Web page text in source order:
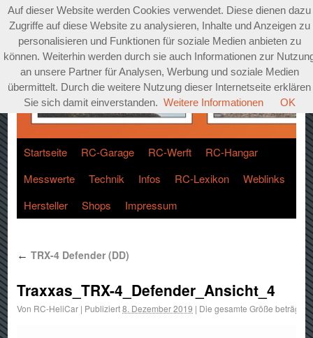
Startseite RC-Garage RC-Werft
RC-Hangar
Messwerte
Technik Infos RC-Lexikon
Weblinks
Hersteller
Shops Impressum
← TRX-4 Defender (DD)
Traxxas_TRX-4_Defender_Ansicht_4
Von RC-HeliCar | Publiziert8. Dezember 2019 | Die gesamte Größe beträgt
Auf dieser Website werden Cookies verwendet. Diese dienen dazu
Zugriffe auf diese Website zu analysieren, Inhalte und Anzeigen zu
personalisieren und Funktionen für soziale Medien anbieten zu
können. Weiterhin werden durch sie auch Informationen zur
an unsere Partner für Analysen, Werbung und soziale Medien
übermittelt. Durch die weitere Nutzung dieser Internetseite erklären
Sie sich damit einverstanden. Weitere Informationen OK